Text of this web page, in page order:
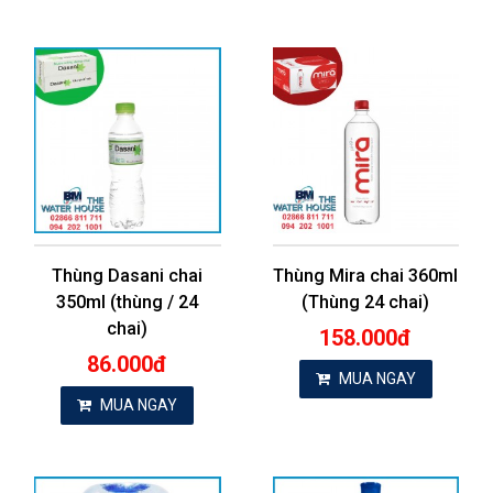
Thùng Dasani chai
350ml (thùng / 24
chai)
86.000đ
MUA NGAY
Thùng Mira chai 360ml
(Thùng 24 chai)
158.000đ
MUA NGAY